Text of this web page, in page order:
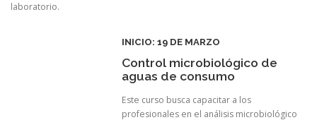
laboratorio.
INICIO: 19 DE MARZO
Control microbiológico de
aguas de consumo
Este curso busca capacitar a los
profesionales en el análisis microbiológico